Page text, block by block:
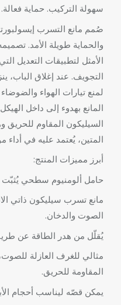
سهولة التركيب. حماية فعالة.
صُمم مانع التسرب
والحماية طويلة الأمد.
الأمثل لتطبيقات التعديل
التجويف. عند إغلاق الباب،
لمنع تيارات الهواء
المانع بهدوء إلى داخل
السيليكون المقاوم للحريق
المتين، يُعتمد عليه في أداء
أبرز مميزات المنتج:
حامل ألومنيوم سطحي يُثبّت
مانع تسرب سيليكون ذاتي
الصوت والدخان.
يُقلّل من هدر الطاقة عن
مثالي للغرف العازلة
المقاومة للحريق.
يمكن قصّه ليناسب أحجام